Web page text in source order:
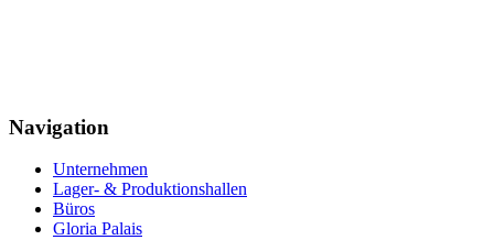
Navigation
Unternehmen
Lager- & Produktionshallen
Büros
Gloria Palais